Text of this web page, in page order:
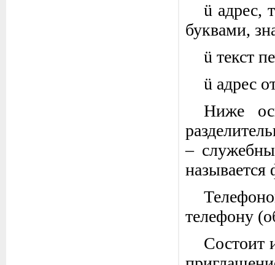
ü адрес,
буквами,
ü текст
ü адрес
Ниже
–
телефону
Состоит